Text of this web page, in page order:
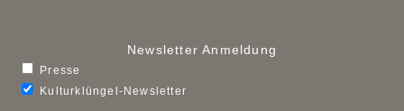
Newsletter Anmeldung
Presse
Kulturklüngel-Newsletter